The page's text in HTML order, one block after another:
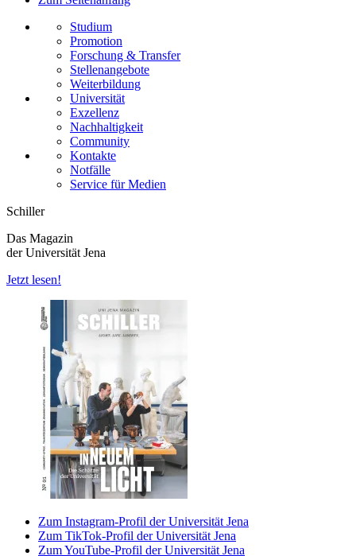
Studium
Promotion
Forschung & Transfer
Stellenangebote
Weiterbildung
Universität
Exzellenz
Nachhaltigkeit
Community
Kontakte
Notfälle
Service für Medien
Schiller
Das Magazin
der Universität Jena
Jetzt lesen!
Zum Instagram-Profil der Universität Jena
Zum TikTok-Profil der Universität Jena
Zum YouTube-Profil der Universität Jena